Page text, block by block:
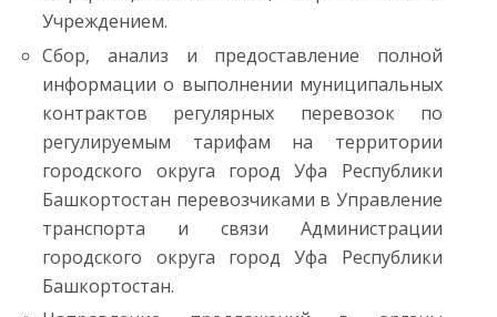
Учреждением.
Сбор, анализ и предоставление полной
информации о выполнении муниципальных
контрактов регулярных перевозок по
регулируемым тарифам на территории
городского округа город Уфа Республики
Башкортостан перевозчиками в Управление
транспорта и связи Администрации
городского округа город Уфа Республики
Башкортостан.